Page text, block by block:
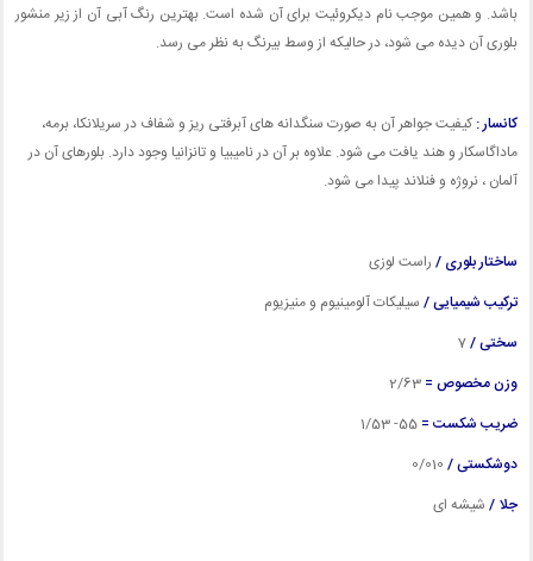
باشد. و همین موجب نام دیکروئیت برای آن شده است. بهترین رنگ آبی آن از زیر منشور
بلوری آن دیده می شود، در حالیکه از وسط بیرنگ به نظر می رسد.
کانسار : کیفیت جواهر آن به صورت سنگدانه های آبرفتی ریز و شفاف در سریلانکا، برمه،
ماداگاسکار و هند یافت می شود. علاوه بر آن در نامیبیا و تانزانیا وجود دارد. بلورهای آن در
آلمان ، نروژه و فنلاند پیدا می شود.
ساختار بلوری / راست لوزی
ترکیب شیمیایی / سیلیکات آلومینیوم و منیزیوم
سختی /7
وزن مخصوص = /63
ضریب شکست =
دوشکستی /
جلا / شیشه ای